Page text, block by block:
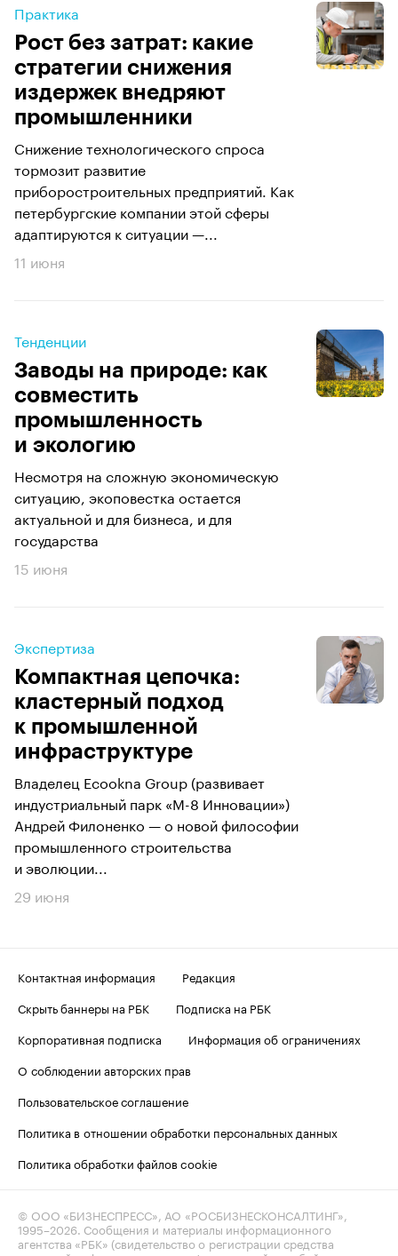
Практика
Рост без затрат: какие
стратегии снижения
издержек внедряют
промышленники
Снижение технологического спроса
тормозит развитие
приборостроительных предприятий. Как
петербургские компании этой сферы
адаптируются к ситуации —...
11 июня
Тенденции
Заводы на природе: как
совместить
промышленность
и экологию
Несмотря на сложную экономическую
ситуацию, экоповестка остается
актуальной и для бизнеса, и для
государства
15 июня
Экспертиза
Компактная цепочка:
кластерный подход
к промышленной
инфраструктуре
Владелец Ecookna Group (развивает
индустриальный парк «М-8 Инновации»)
Андрей Филоненко — о новой философии
промышленного строительства
и эволюции...
29 июня
Контактная информация
Редакция
Скрыть баннеры на РБК
Подписка на РБК
Корпоративная подписка
Информация об ограничениях
О соблюдении авторских прав
Пользовательское соглашение
Политика в отношении обработки персональных данных
Политика обработки файлов cookie
© ООО «БИЗНЕСПРЕСС», АО «РОСБИЗНЕСКОНСАЛТИНГ»,
1995–2026. Сообщения и материалы информационного
агентства «РБК» (свидетельство о регистрации средства